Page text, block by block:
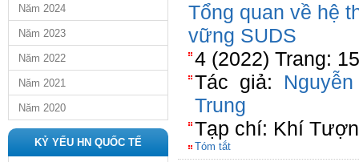
Năm 2024
Năm 2023
Năm 2022
Năm 2021
Năm 2020
KỶ YẾU HN QUỐC TẾ
Tổng quan về hệ
vững SUDS
4 (2022) Trang:
Tác giả:
Trung
Tạp chí: Khí
Tóm tắt